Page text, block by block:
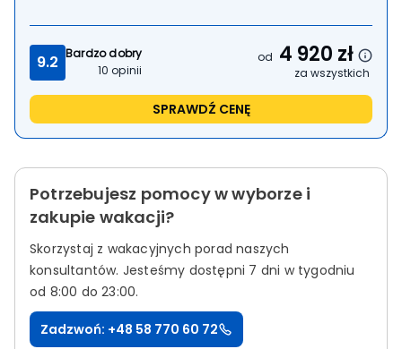
9.2 Bardzo dobry
10 opinii
od 4 920 zł
za wszystkich
SPRAWDŹ CENĘ
Potrzebujesz pomocy w wyborze i
zakupie wakacji?
Skorzystaj z wakacyjnych porad naszych
konsultantów. Jesteśmy dostępni 7 dni w tygodniu
od 8:00 do 23:00.
Zadzwoń: +48 58 770 60 72